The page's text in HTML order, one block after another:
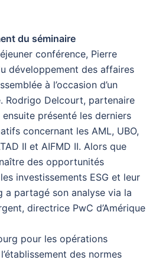
du séminaire
conférence, Pierre
développement des affaires
à l’occasion d’un
Rodrigo Delcourt, partenaire
présenté les derniers
concernant les AML, UBO,
II et AIFMD II. Alors que
des opportunités
investissements ESG et leur
a partagé son analyse via la
directrice PwC d’Amérique
pour les opérations
des normes